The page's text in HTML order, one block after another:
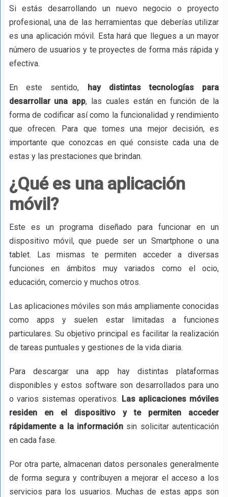
Si estás desarrollando un nuevo negocio o proyecto
profesional, una de las herramientas que deberías utilizar
es una aplicación móvil. Esta hará que llegues a un mayor
número de usuarios y te proyectes de forma más rápida y
efectiva.
En este sentido, hay distintas tecnologías para
desarrollar una app, las cuales están en función de la
forma de codificar así como la funcionalidad y rendimiento
que ofrecen. Para que tomes una mejor decisión, es
importante que conozcas en qué consiste cada una de
estas y las prestaciones que brindan.
¿Qué es una aplicación
móvil?
Este es un programa diseñado para funcionar en un
dispositivo móvil, que puede ser un Smartphone o una
tablet. Las mismas te permiten acceder a diversas
funciones en ámbitos muy variados como el ocio,
educación, comercio y muchos otros.
Las aplicaciones móviles son más ampliamente conocidas
como apps y suelen estar limitadas a funciones
particulares. Su objetivo principal es facilitar la realización
de tareas puntuales y gestiones de la vida diaria.
Para descargar una app hay distintas plataformas
disponibles y estos software son desarrollados para uno
o varios sistemas operativos. Las aplicaciones móviles
residen en el dispositivo y te permiten acceder
rápidamente a la información sin solicitar autenticación
en cada fase.
Por otra parte, almacenan datos personales generalmente
de forma segura y contribuyen a mejorar el acceso a los
servicios para los usuarios. Muchas de estas apps son